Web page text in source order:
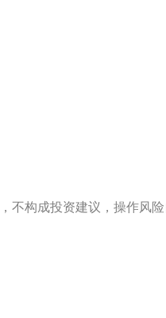
不构成投资建议，操作风险